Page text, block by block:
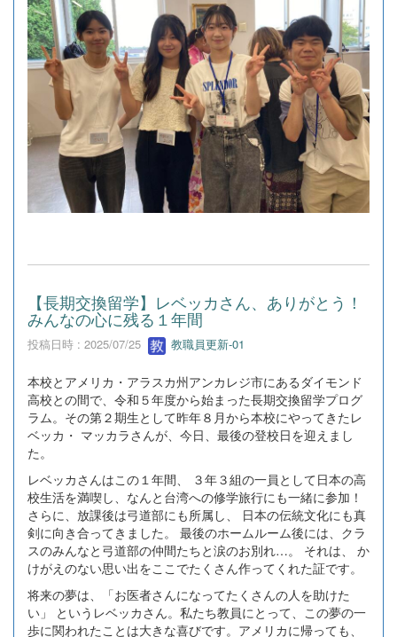
【長期交換留学】レベッカさん、ありがとう！
みんなの心に残る１年間
投稿日時 : 2025/07/25 教職員更新-01
本校とアメリカ・アラスカ州アンカレジ市にあるダイモンド
高校との間で、令和５年度から始まった長期交換留学プログ
ラム。その第２期生として昨年８月から本校にやってきたレ
ベッカ・ マッカラさんが、今日、最後の登校日を迎えまし
た。
レベッカさんはこの１年間、 ３年３組の一員として日本の高
校生活を満喫し、なんと台湾への修学旅行にも一緒に参加！
さらに、放課後は弓道部にも所属し、 日本の伝統文化にも真
剣に向き合ってきました。 最後のホームルーム後には、クラ
スのみんなと弓道部の仲間たちと涙のお別れ…。 それは、 か
けがえのない思い出をここでたくさん作ってくれた証です。
将来の夢は、「お医者さんになってたくさんの人を助けた
い」 というレベッカさん。私たち教員にとって、この夢の一
歩に関われたことは大きな喜びです。アメリカに帰っても、